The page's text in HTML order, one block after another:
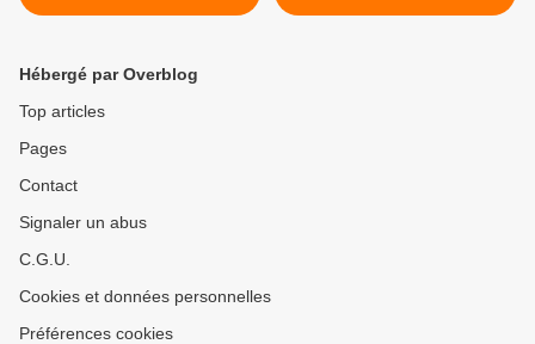
unilatéralement
7 décembre
Centrafricaine devant
Hébergé par Overblog
Top articles
Pages
Contact
Signaler un abus
C.G.U.
Cookies et données personnelles
Préférences cookies